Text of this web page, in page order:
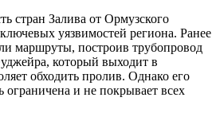
стран Залива от Ормузского
уязвимостей региона. Ранее
маршруты, построив трубопровод
который выходит в
обходить пролив. Однако его
ограничена и не покрывает всех